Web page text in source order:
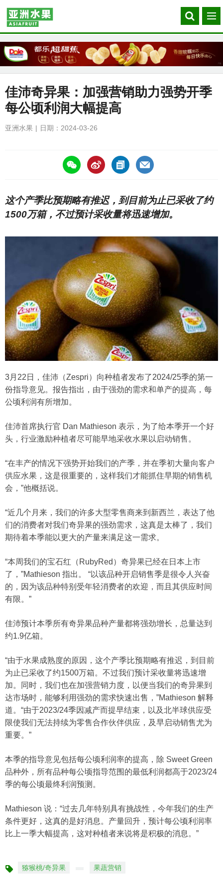
Search
our
菜
单
佳沛奇异果：加强营销助力强势开季
每公顷利润大幅提高
亚洲水果 日期：2024-03-26
https://asiafruitchina.net/27335.html
这个产季比预期略有推迟，到目前为止已采收了约
1500万箱，不过预计采收量将迅速增加。
3月22日，佳沛（Zespri）向种植者发布了2024/25季的第一
份指导意见。报告指出，由于强劲的需求和单产的提高，每
公顷利润有所增加。
佳沛首席执行官 Dan Mathieson 表示，为了给本季开一个好
头，行业激励种植者尽可能早地采收水果以启动销售。
“在丰产的情况下强势开始我们的产季，并在季初大量向客户
供应水果，这是很重要的，这样我们才能抓住早期的销售机
会，”他概括说。
“近几个月来，我们的许多大型零售商来到新西兰，表达了他
们的消费者对我们奇异果的强劲需求，这真是太棒了，我们
期待着本季能以更大的产量来满足这一需求。
“本周我们的宝石红（RubyRed）奇异果已经在日本上市
了，”Mathieson 指出。 “以该品种开启销售季是很令人兴奋
的，因为该品种特别受年轻消费者的欢迎，而且其供应时间
有限。”
佳沛预计本季所有奇异果品种产量都将强劲增长，总量达到
约1.9亿箱。
“由于水果成熟度的原因，这个产季比预期略有推迟，到目前
为止已采收了约1500万箱。不过我们预计采收量将迅速增
加。同时，我们也在加强营销力度，以便当我们的奇异果到
达市场时，能够利用强劲的需求快速出售，”Mathieson 解释
道。“由于2023/24季因减产而提早结束，以及北半球供应受
限使我们无法持续为零售合作伙伴供应，及早启动销售尤为
重要。”
本季的指导意见包括每公顷利润率的提高，除 Sweet Green
品种外，所有品种每公顷指导范围的最低利润都高于2023/24
季的每公顷最终利润预测。
Mathieson 说：“过去几年特别具有挑战性，今年我们的生产
条件更好，这真的是好消息。产量回升，预计每公顷利润率
比上一季大幅提高，这对种植者来说将是积极的消息。”
标 猕猴桃/奇异果 果蔬营销